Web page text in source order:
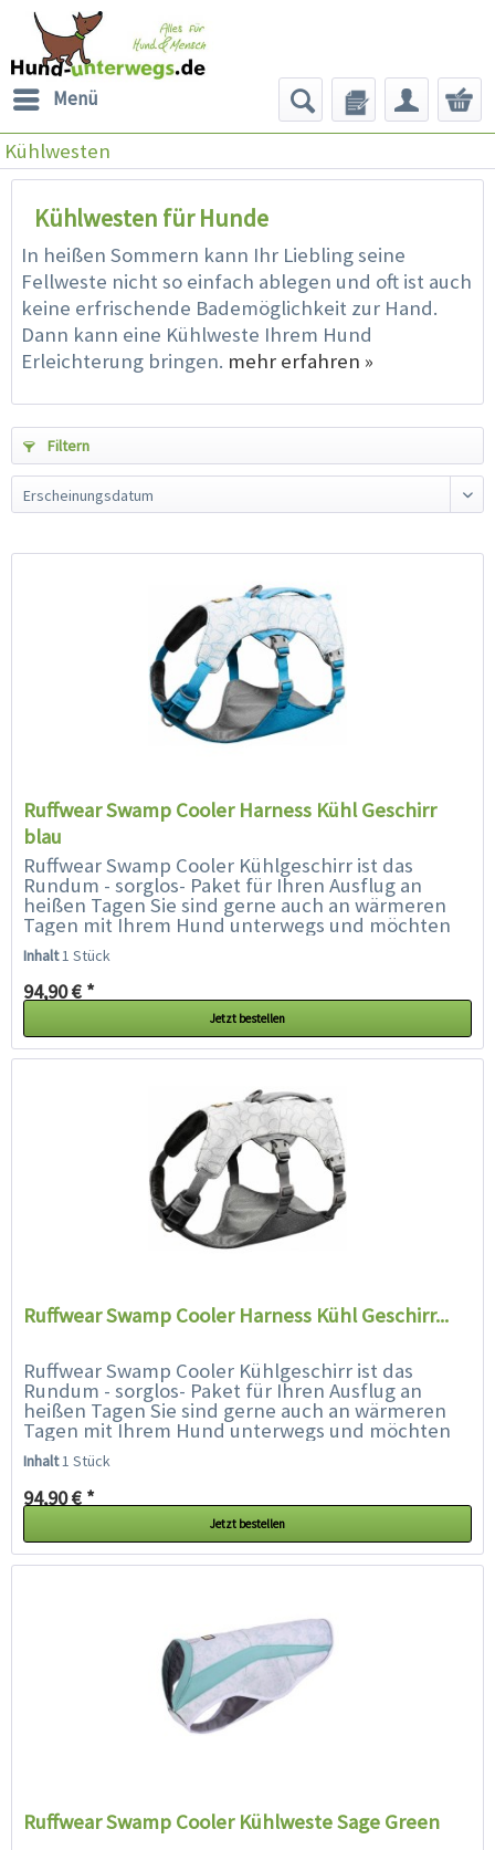
Menü
Kühlwesten
Kühlwesten für Hunde
In heißen Sommern kann Ihr Liebling seine
Fellweste nicht so einfach ablegen und oft ist auch
keine erfrischende Bademöglichkeit zur Hand.
Dann kann eine Kühlweste Ihrem Hund
Erleichterung bringen. mehr erfahren »
Filtern
Ruffwear Swamp Cooler Harness Kühl Geschirr
blau
Ruffwear Swamp Cooler Kühlgeschirr ist das
Rundum - sorglos- Paket für Ihren Ausflug an
heißen Tagen Sie sind gerne auch an wärmeren
Tagen mit Ihrem Hund unterwegs und möchten
Ihren Liebling trotzdem vor...
Inhalt1 Stück
94,90 € *
Jetzt bestellen
Ruffwear Swamp Cooler Harness Kühl Geschirr...
Ruffwear Swamp Cooler Kühlgeschirr ist das
Rundum - sorglos- Paket für Ihren Ausflug an
heißen Tagen Sie sind gerne auch an wärmeren
Tagen mit Ihrem Hund unterwegs und möchten
Ihren Liebling trotzdem vor...
Inhalt1 Stück
94,90 € *
Jetzt bestellen
Ruffwear Swamp Cooler Kühlweste Sage Green